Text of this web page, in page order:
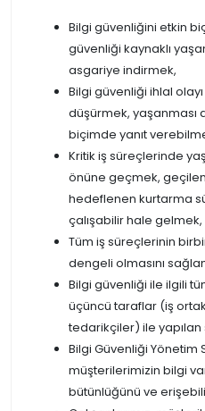
Bilgi güvenliğini etkin
güvenliği kaynaklı
asgariye indirmek,
Bilgi güvenliği ihlal
düşürmek,
biçimde yanıt
Kritik iş süreçlerinde
önüne geçmek,
hedeflenen kurtarma
çalışabilir hale gelmek,
Tüm iş süreçlerinin
dengeli olmasını
Bilgi güvenliği ile ilgili
üçüncü taraflar (iş
tedarikçiler) ile
Bilgi Güvenliği Yönetim
müşterilerimizin bilgi
bütünlüğünü ve